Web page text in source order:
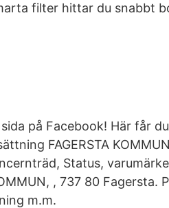
filter hittar du snabbt
på Facebook! Här får
FAGERSTA
Status,
, 737 80 Fagersta.
m.m.